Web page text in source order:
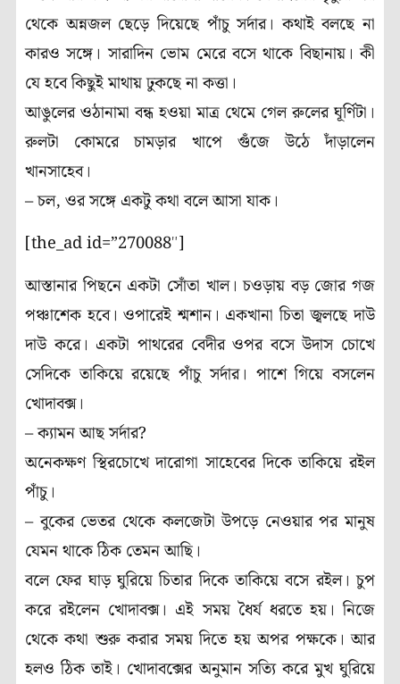
থেকে অন্নজল ছেড়ে দিয়েছে পাঁচু সর্দার। কথাই বলছে না
কারও সঙ্গে। সারাদিন ভোম মেরে বসে থাকে বিছানায়। কী
যে হবে কিছুই মাথায় ঢুকছে না কত্তা।
আঙুলের ওঠানামা বন্ধ হওয়া মাত্র থেমে গেল রুলের ঘূর্ণিটা।
রুলটা কোমরে চামড়ার খাপে গুঁজে উঠে দাঁড়ালেন
খানসাহেব।
– চল, ওর সঙ্গে একটু কথা বলে আসা যাক।
[the_ad id=”270088″]
আস্তানার পিছনে একটা সোঁতা খাল। চওড়ায় বড় জোর গজ
পঞ্চাশেক হবে। ওপারেই শ্মশান। একখানা চিতা জ্বলছে দাউ
দাউ করে। একটা পাথরের বেদীর ওপর বসে উদাস চোখে
সেদিকে তাকিয়ে রয়েছে পাঁচু সর্দার। পাশে গিয়ে বসলেন
খোদাবক্স।
– ক্যামন আছ সর্দার?
অনেকক্ষণ স্থিরচোখে দারোগা সাহেবের দিকে তাকিয়ে রইল
পাঁচু।
– বুকের ভেতর থেকে কলজেটা উপড়ে নেওয়ার পর মানুষ
যেমন থাকে ঠিক তেমন আছি।
বলে ফের ঘাড় ঘুরিয়ে চিতার দিকে তাকিয়ে বসে রইল। চুপ
করে রইলেন খোদাবক্স। এই সময় ধৈর্য ধরতে হয়। নিজে
থেকে কথা শুরু করার সময় দিতে হয় অপর পক্ষকে। আর
হলও ঠিক তাই। খোদাবক্সের অনুমান সত্যি করে মুখ ঘুরিয়ে